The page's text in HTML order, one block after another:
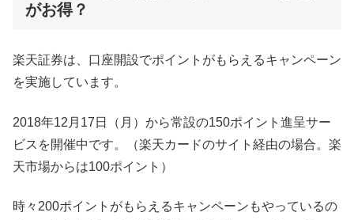
がお得？
楽天証券は、口座開設でポイントがもらえるキャンペーン
を実施しています。
2018年12月17日（月）から常設の150ポイント進呈サー
ビスを開催中です。（楽天カードのサイト経由の場合。楽
天市場からは100ポイント）
時々200ポイントがもらえるキャンペーンもやっているの